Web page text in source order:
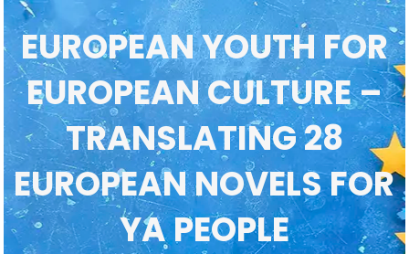
EUROPEAN YOUTH FOR
EUROPEAN CULTURE –
TRANSLATING 28
EUROPEAN NOVELS FOR
YA PEOPLE